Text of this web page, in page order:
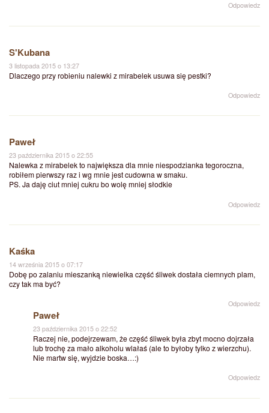
Odpowiedz
S'Kubana
3 listopada 2015 o 13:27
Dlaczego przy robieniu nalewki z mirabelek usuwa się pestki?
Odpowiedz
Paweł
23 października 2015 o 22:55
Nalewka z mirabelek to największa dla mnie niespodzianka tegoroczna,
robiłem pierwszy raz i wg mnie jest cudowna w smaku.
PS. Ja daję ciut mniej cukru bo wolę mniej słodkie
Odpowiedz
Kaśka
14 września 2015 o 07:17
Dobę po zalaniu mieszanką niewielka część śliwek dostała ciemnych plam,
czy tak ma być?
Odpowiedz
Paweł
23 października 2015 o 22:52
Raczej nie, podejrzewam, że część śliwek była zbyt mocno dojrzała
lub trochę za mało alkoholu wlałaś (ale to byłoby tylko z wierzchu).
Nie martw się, wyjdzie boska…:)
Odpowiedz